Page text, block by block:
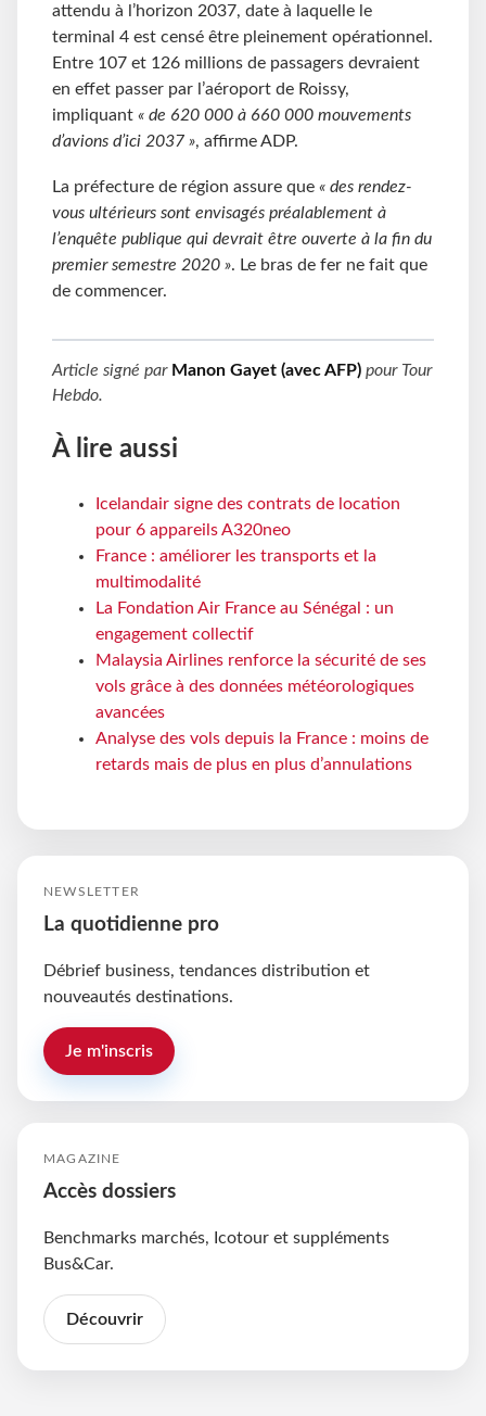
attendu à l’horizon 2037, date à laquelle le
terminal 4 est censé être pleinement opérationnel.
Entre 107 et 126 millions de passagers devraient
en effet passer par l’aéroport de Roissy,
impliquant « de 620 000 à 660 000 mouvements
d’avions d’ici 2037 », affirme ADP.
La préfecture de région assure que « des rendez-
vous ultérieurs sont envisagés préalablement à
l’enquête publique qui devrait être ouverte à la fin du
premier semestre 2020 ». Le bras de fer ne fait que
de commencer.
Article signé par Manon Gayet (avec AFP) pour Tour
Hebdo.
À lire aussi
Icelandair signe des contrats de location
pour 6 appareils A320neo
France : améliorer les transports et la
multimodalité
La Fondation Air France au Sénégal : un
engagement collectif
Malaysia Airlines renforce la sécurité de ses
vols grâce à des données météorologiques
avancées
Analyse des vols depuis la France : moins de
retards mais de plus en plus d’annulations
NEWSLETTER
La quotidienne pro
Débrief business, tendances distribution et
nouveautés destinations.
Je m'inscris
MAGAZINE
Accès dossiers
Benchmarks marchés, Icotour et suppléments
Bus&Car.
Découvrir